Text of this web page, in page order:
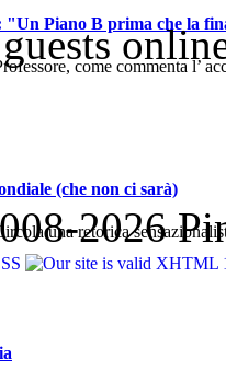
Piano B prima che la
come commenta l’
(che non ci sarà)
una retorica
2026